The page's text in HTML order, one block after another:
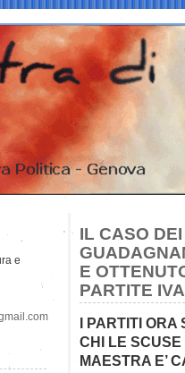
IL CASO
E
PARTITE IVA
I PARTITI ORA
CHI LE SCUSE
MAESTRA E’
e